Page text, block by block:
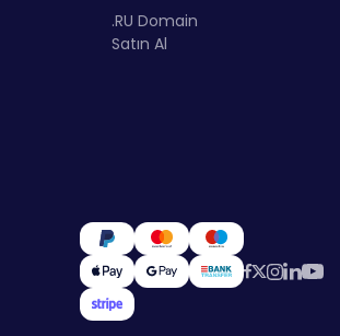
.RU Domain
Satın Al